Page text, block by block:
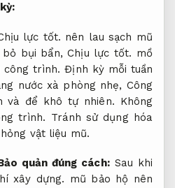
lực tốt. nên lau sạch mũ
bỏ bụi bẩn,Chịu lực tốt. mồ
công trình. Định kỳ mỗi tuần
nước xà phòng nhẹ, Công
và để khô tự nhiên. Không
trình. Tránh sử dụng hóa
vật liệu mũ.
quản đúng cách:Sau khi
xây dựng. mũ bảo hộ nên